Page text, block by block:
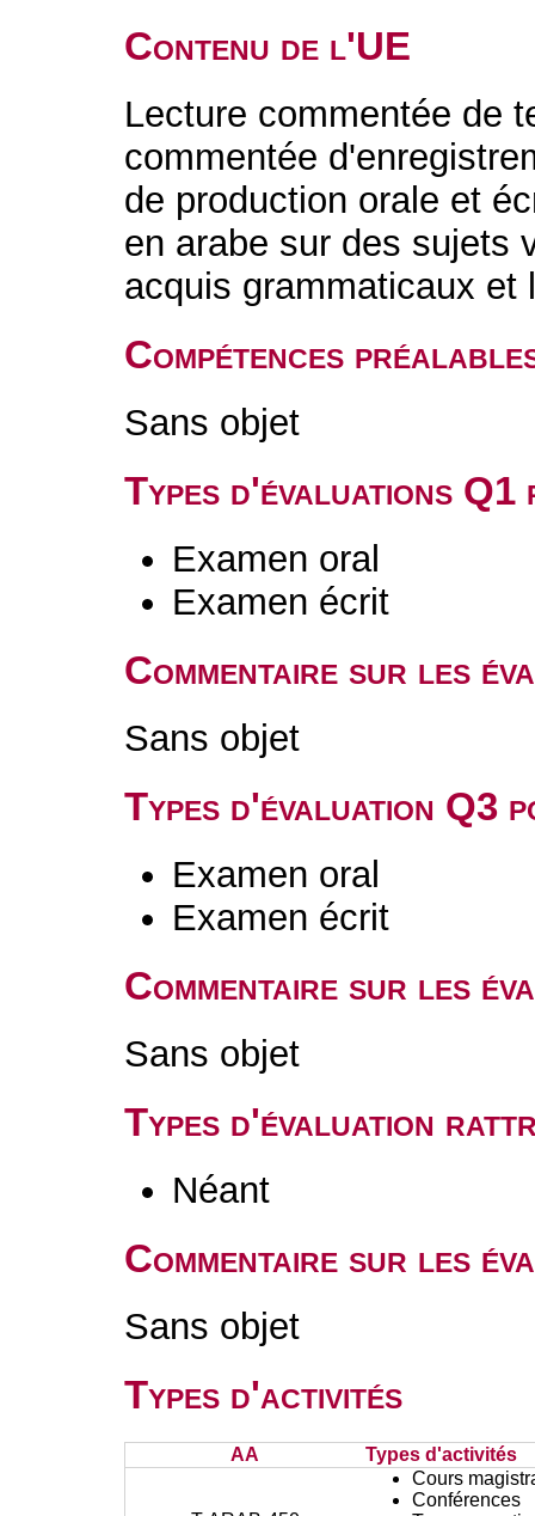
Contenu de l'UE
Lecture commentée de
commentée
de production orale et
en arabe sur des sujets
acquis grammaticaux et
Compétences
Sans objet
Types d'évaluations
Examen oral
Examen écrit
Commentaire sur les
Sans objet
Types d'évaluation Q3
Examen oral
Examen écrit
Commentaire sur les
Sans objet
Types d'évaluation
Néant
Commentaire sur les
Sans objet
Types d'activités
AA Types d'activités
Cours
Conférences